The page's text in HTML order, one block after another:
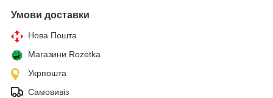
Умови доставки
Нова Пошта
Магазини Rozetka
Укрпошта
Самовивіз